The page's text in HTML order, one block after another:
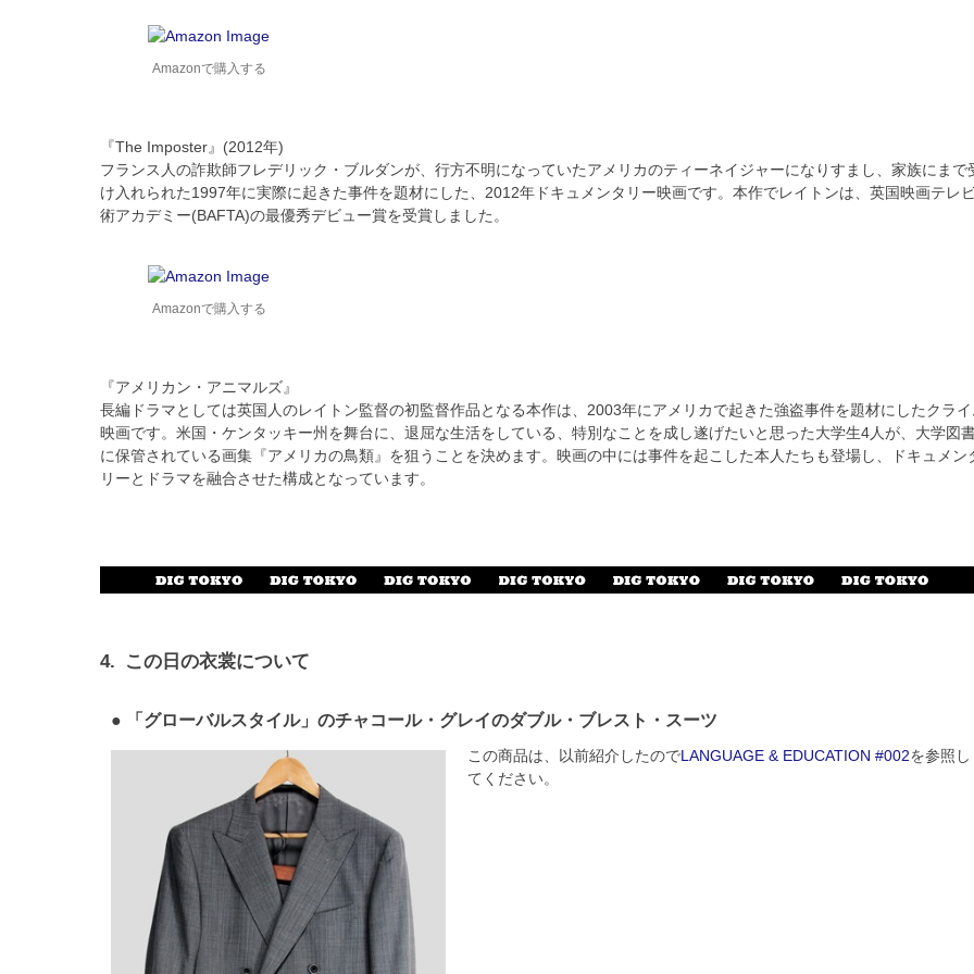
Amazonで購入する
『The Imposter』(2012年)
フランス人の詐欺師フレデリック・ブルダンが、行方不明になっていたアメリカのティーネイジャーになりすまし、家族にまで
け入れられた1997年に実際に起きた事件を題材にした、2012年ドキュメンタリー映画です。本作でレイトンは、英国映画テレ
術アカデミー(BAFTA)の最優秀デビュー賞を受賞しました。
Amazonで購入する
『アメリカン・アニマルズ』
長編ドラマとしては英国人のレイトン監督の初監督作品となる本作は、2003年にアメリカで起きた強盗事件を題材にしたクラ
映画です。米国・ケンタッキー州を舞台に、退屈な生活をしている、特別なことを成し遂げたいと思った大学生4人が、大学図
に保管されている画集『アメリカの鳥類』を狙うことを決めます。映画の中には事件を起こした本人たちも登場し、ドキュメン
リーとドラマを融合させた構成となっています。
4. この日の衣裳について
「グローバルスタイル」のチャコール・グレイのダブル・ブレスト・スーツ
この商品は、以前紹介したのでLANGUAGE & EDUCATION #002を参照し
てください。